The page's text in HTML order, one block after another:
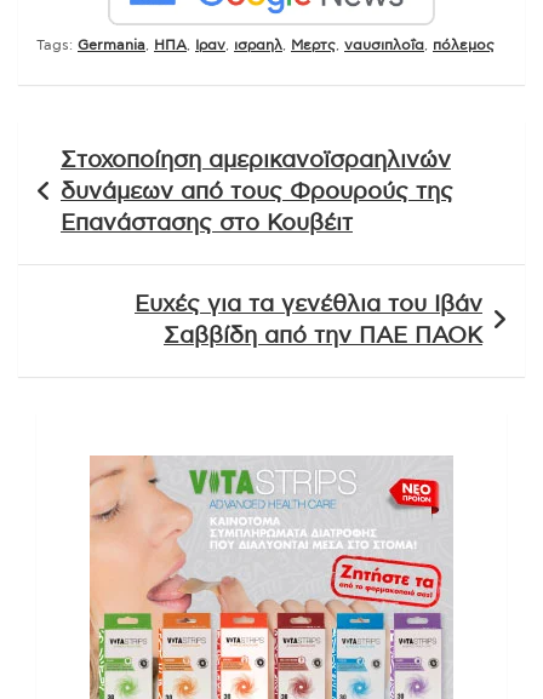
Tags: Germania ΗΠΑ Ιραν ισραηλ Μερτς ναυσιπλοΐα πόλεμος
άρθρων
Στοχοποίηση αμερικανοϊσραηλινών
δυνάμεων από τους Φρουρούς της
Επανάστασης στο Κουβέιτ
Ευχές για τα γενέθλια του Ιβάν
Σαββίδη από την ΠΑΕ ΠΑΟΚ